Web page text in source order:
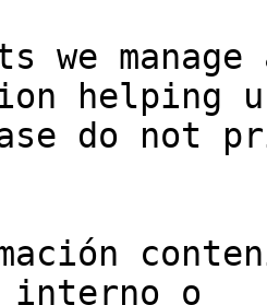
we
helping
do not
interno o